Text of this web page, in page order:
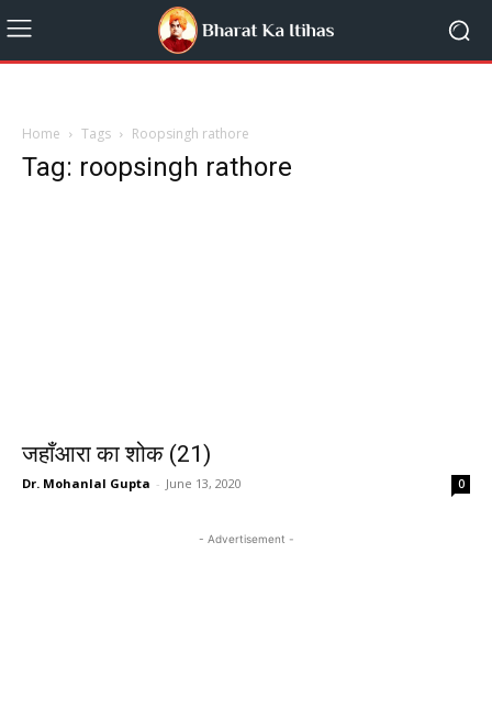
Home Tags Roopsingh rathore
Tag: roopsingh rathore
जहाँआरा का शोक (21)
Dr. Mohanlal Gupta - June 13, 2020 0
- Advertisement -